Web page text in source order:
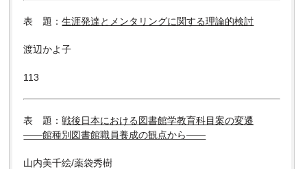
表 題：生涯発達とメンタリングに関する理論的検討
渡辺かよ子
113
表 題：戦後日本における図書館学教育科目案の変遷
――館種別図書館職員養成の観点から――
山内美千絵/薬袋秀樹